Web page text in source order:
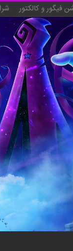
فیگور و کالکتور